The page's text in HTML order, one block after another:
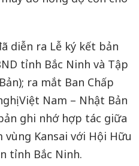
diễn ra Lễ ký kết bản
tỉnh Bắc Ninh và Tập
ra mắt Ban Chấp
Việt Nam – Nhật Bản
ghi nhớ hợp tác giữa
Kansai với Hội Hữu
tỉnh Bắc Ninh.